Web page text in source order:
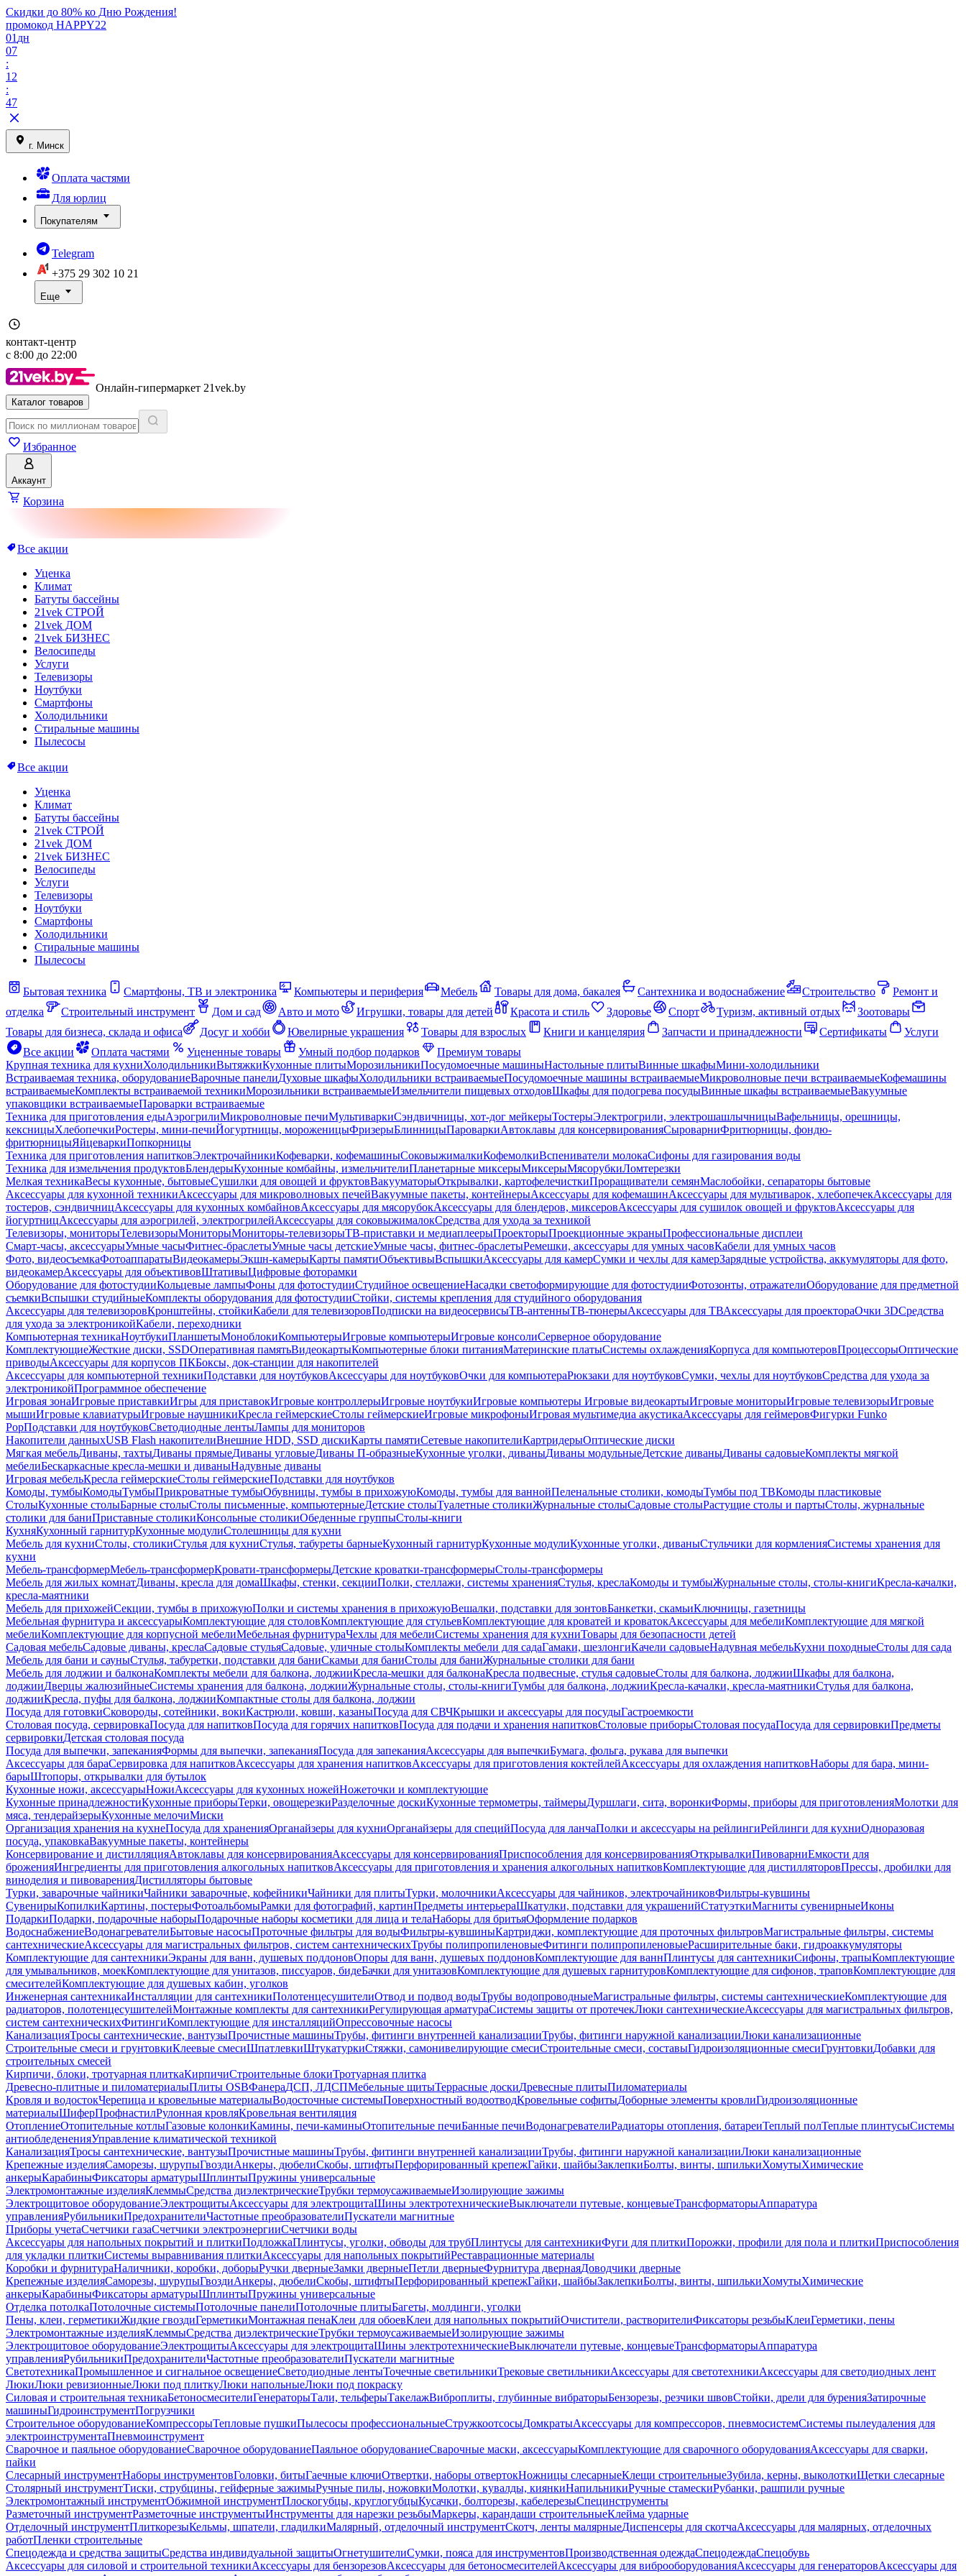
Скидки до 80% ко Дню Рождения!
промокод HAPPY22
01 дн
07
:
12
:
47
г. Минск
Оплата частями
Для юрлиц
Покупателям
Telegram
+375 29 302 10 21
Еще
контакт-центр
с 8:00 до 22:00
Онлайн-гипермаркет 21vek.by
Каталог товаров
Избранное
Аккаунт
Корзина
Все акции
Уценка
Климат
Батуты бассейны
21vek СТРОЙ
21vek ДОМ
21vek БИЗНЕС
Велосипеды
Услуги
Телевизоры
Ноутбуки
Смартфоны
Холодильники
Стиральные машины
Пылесосы
Все акции
Уценка
Климат
Батуты бассейны
21vek СТРОЙ
21vek ДОМ
21vek БИЗНЕС
Велосипеды
Услуги
Телевизоры
Ноутбуки
Смартфоны
Холодильники
Стиральные машины
Пылесосы
Бытовая техника Смартфоны, ТВ и электроника Компьютеры и периферия Мебель Товары для дома, бакалея Сантехника и водоснабжение Строительство
Ремонт и
отделка
Строительный инструмент Дом и сад Авто и мото Игрушки, товары для детей Красота и стиль Здоровье Спорт Туризм, активный отдых
Зоотовары
Товары для бизнеса, склада и офиса
Досуг и хобби Ювелирные украшения Товары для взрослых Книги и канцелярия Запчасти и принадлежности Сертификаты
Услуги
Все акции
Оплата частями Уцененные товары Умный подбор подарков
Премиум товары
Крупная техника для кухниХолодильникиВытяжкиКухонные плитыМорозильникиПосудомоечные машиныНастольные плитыВинные шкафыМини-холодильники
Встраиваемая техника, оборудованиеВарочные панелиДуховые шкафыХолодильники встраиваемыеПосудомоечные машины встраиваемыеМикроволновые печи встраиваемыеКофемашины
встраиваемыеКомплекты встраиваемой техникиМорозильники встраиваемыеИзмельчители пищевых отходовШкафы для подогрева посудыВинные шкафы встраиваемыеВакуумные
упаковщики встраиваемыеПароварки встраиваемые
Техника для приготовления едыАэрогрилиМикроволновые печиМультиваркиСэндвичницы, хот-дог мейкерыТостерыЭлектрогрили, электрошашлычницыВафельницы, орешницы,
кексницыХлебопечкиРостеры, мини-печиЙогуртницы, мороженицыФризерыБлинницыПароваркиАвтоклавы для консервированияСыроварниФритюрницы, фондю-
фритюрницыЯйцеваркиПопкорницы
Техника для приготовления напитковЭлектрочайникиКофеварки, кофемашиныСоковыжималкиКофемолкиВспениватели молокаСифоны для газирования воды
Техника для измельчения продуктовБлендерыКухонные комбайны, измельчителиПланетарные миксерыМиксерыМясорубкиЛомтерезки
Мелкая техникаВесы кухонные, бытовыеСушилки для овощей и фруктовВакууматорыОткрывалки, картофелечисткиПроращиватели семянМаслобойки, сепараторы бытовые
Аксессуары для кухонной техникиАксессуары для микроволновых печейВакуумные пакеты, контейнерыАксессуары для кофемашинАксессуары для мультиварок, хлебопечекАксессуары для
тостеров, сэндвичницАксессуары для кухонных комбайновАксессуары для мясорубокАксессуары для блендеров, миксеровАксессуары для сушилок овощей и фруктовАксессуары для
йогуртницАксессуары для аэрогрилей, электрогрилейАксессуары для соковыжималокСредства для ухода за техникой
Телевизоры, мониторыТелевизорыМониторыМониторы-телевизорыТВ-приставки и медиаплеерыПроекторыПроекционные экраныПрофессиональные дисплеи
Смарт-часы, аксессуарыУмные часыФитнес-браслетыУмные часы детскиеУмные часы, фитнес-браслетыРемешки, аксессуары для умных часовКабели для умных часов
Фото, видеосъемкаФотоаппаратыВидеокамерыЭкшн-камерыКарты памятиОбъективыВспышкиАксессуары для камерСумки и чехлы для камерЗарядные устройства, аккумуляторы для фото,
видеокамерАксессуары для объективовШтативыЦифровые фоторамки
Оборудование для фотостудииКольцевые лампыФоны для фотостудииСтудийное освещениеНасадки светоформирующие для фотостудииФотозонты, отражателиОборудование для предметной
съемкиВспышки студийныеКомплекты оборудования для фотостудииСтойки, системы крепления для студийного оборудования
Аксессуары для телевизоровКронштейны, стойкиКабели для телевизоровПодписки на видеосервисыТВ-антенныТВ-тюнерыАксессуары для ТВАксессуары для проектораОчки 3DСредства
для ухода за электроникойКабели, переходники
Компьютерная техникаНоутбукиПланшетыМоноблокиКомпьютерыИгровые компьютерыИгровые консолиСерверное оборудование
КомплектующиеЖесткие диски, SSDОперативная памятьВидеокартыКомпьютерные блоки питанияМатеринские платыСистемы охлажденияКорпуса для компьютеровПроцессорыОптические
приводыАксессуары для корпусов ПКБоксы, док-станции для накопителей
Аксессуары для компьютерной техникиПодставки для ноутбуковАксессуары для ноутбуковОчки для компьютераРюкзаки для ноутбуковСумки, чехлы для ноутбуковСредства для ухода за
электроникойПрограммное обеспечение
Игровая зонаИгровые приставкиИгры для приставокИгровые контроллерыИгровые ноутбукиИгровые компьютеры Игровые видеокартыИгровые мониторыИгровые телевизорыИгровые
мышиИгровые клавиатурыИгровые наушникиКресла геймерскиеСтолы геймерскиеИгровые микрофоныИгровая мультимедиа акустикаАксессуары для геймеровФигурки Funko
PopПодставки для ноутбуковСветодиодные лентыЛампы для мониторов
Накопители данныхUSB Flash накопителиВнешние HDD, SSD дискиКарты памятиСетевые накопителиКартридерыОптические диски
Мягкая мебельДиваны, тахтыДиваны прямыеДиваны угловыеДиваны П-образныеКухонные уголки, диваныДиваны модульныеДетские диваныДиваны садовыеКомплекты мягкой
мебелиБескаркасные кресла-мешки и диваныНадувные диваны
Игровая мебельКресла геймерскиеСтолы геймерскиеПодставки для ноутбуков
Комоды, тумбыКомодыТумбыПрикроватные тумбыОбувницы, тумбы в прихожуюКомоды, тумбы для ваннойПеленальные столики, комодыТумбы под ТВКомоды пластиковые
СтолыКухонные столыБарные столыСтолы письменные, компьютерныеДетские столыТуалетные столикиЖурнальные столыСадовые столыРастущие столы и партыСтолы, журнальные
столики для баниПриставные столикиКонсольные столикиОбеденные группыСтолы-книги
КухняКухонный гарнитурКухонные модулиСтолешницы для кухни
Мебель для кухниСтолы, столикиСтулья для кухниСтулья, табуреты барныеКухонный гарнитурКухонные модулиКухонные уголки, диваныСтульчики для кормленияСистемы хранения для
кухни
Мебель-трансформерМебель-трансформерКровати-трансформерыДетские кроватки-трансформерыСтолы-трансформеры
Мебель для жилых комнатДиваны, кресла для домаШкафы, стенки, секцииПолки, стеллажи, системы храненияСтулья, креслаКомоды и тумбыЖурнальные столы, столы-книгиКресла-качалки,
кресла-маятники
Мебель для прихожейСекции, тумбы в прихожуюПолки и системы хранения в прихожуюВешалки, подставки для зонтовБанкетки, скамьиКлючницы, газетницы
Мебельная фурнитура и аксессуарыКомплектующие для столовКомплектующие для стульевКомплектующие для кроватей и кроватокАксессуары для мебелиКомплектующие для мягкой
мебелиКомплектующие для корпусной мебелиМебельная фурнитураЧехлы для мебелиСистемы хранения для кухниТовары для безопасности детей
Садовая мебельСадовые диваны, креслаСадовые стульяСадовые, уличные столыКомплекты мебели для садаГамаки, шезлонгиКачели садовыеНадувная мебельКухни походныеСтолы для сада
Мебель для бани и сауныСтулья, табуретки, подставки для баниСкамьи для баниСтолы для баниЖурнальные столики для бани
Мебель для лоджии и балконаКомплекты мебели для балкона, лоджииКресла-мешки для балконаКресла подвесные, стулья садовыеСтолы для балкона, лоджииШкафы для балкона,
лоджииДверцы жалюзийныеСистемы хранения для балкона, лоджииЖурнальные столы, столы-книгиТумбы для балкона, лоджииКресла-качалки, кресла-маятникиСтулья для балкона,
лоджииКресла, пуфы для балкона, лоджииКомпактные столы для балкона, лоджии
Посуда для готовкиСковороды, сотейники, вокиКастрюли, ковши, казаныПосуда для СВЧКрышки и аксессуары для посудыГастроемкости
Столовая посуда, сервировкаПосуда для напитковПосуда для горячих напитковПосуда для подачи и хранения напитковСтоловые приборыСтоловая посудаПосуда для сервировкиПредметы
сервировкиДетская столовая посуда
Посуда для выпечки, запеканияФормы для выпечки, запеканияПосуда для запеканияАксессуары для выпечкиБумага, фольга, рукава для выпечки
Аксессуары для бараСервировка для напитковАксессуары для хранения напитковАксессуары для приготовления коктейлейАксессуары для охлаждения напитковНаборы для бара, мини-
барыШтопоры, открывалки для бутылок
Кухонные ножи, аксессуарыНожиАксессуары для кухонных ножейНожеточки и комплектующие
Кухонные принадлежностиКухонные приборыТерки, овощерезкиРазделочные доскиКухонные термометры, таймерыДуршлаги, сита, воронкиФормы, приборы для приготовленияМолотки для
мяса, тендерайзерыКухонные мелочиМиски
Организация хранения на кухнеПосуда для храненияОрганайзеры для кухниОрганайзеры для специйПосуда для ланчаПолки и аксессуары на рейлингиРейлинги для кухниОдноразовая
посуда, упаковкаВакуумные пакеты, контейнеры
Консервирование и дистилляцияАвтоклавы для консервированияАксессуары для консервированияПриспособления для консервированияОткрывалкиПивоварниЕмкости для
броженияИнгредиенты для приготовления алкогольных напитковАксессуары для приготовления и хранения алкогольных напитковКомплектующие для дистилляторовПрессы, дробилки для
виноделия и пивоваренияДистилляторы бытовые
Турки, заварочные чайникиЧайники заварочные, кофейникиЧайники для плитыТурки, молочникиАксессуары для чайников, электрочайниковФильтры-кувшины
СувенирыКопилкиКартины, постерыФотоальбомыРамки для фотографий, картинПредметы интерьераШкатулки, подставки для украшенийСтатуэткиМагниты сувенирныеИконы
ПодаркиПодарки, подарочные наборыПодарочные наборы косметики для лица и телаНаборы для бритьяОформление подарков
ВодоснабжениеВодонагревателиБытовые насосыПроточные фильтры для водыФильтры-кувшиныКартриджи, комплектующие для проточных фильтровМагистральные фильтры, системы
сантехническиеАксессуары для магистральных фильтров, систем сантехническихТрубы полипропиленовыеФитинги полипропиленовыеРасширительные баки, гидроаккумуляторы
Комплектующие для сантехникиЭкраны для ванн, душевых поддоновОпоры для ванн, душевых поддоновКомплектующие для ваннПлинтусы для сантехникиСифоны, трапыКомплектующие
для умывальников, моекКомплектующие для унитазов, писсуаров, бидеБачки для унитазовКомплектующие для душевых гарнитуровКомплектующие для сифонов, траповКомплектующие для
смесителейКомплектующие для душевых кабин, уголков
Инженерная сантехникаИнсталляции для сантехникиПолотенцесушителиОтвод и подвод водыТрубы водопроводныеМагистральные фильтры, системы сантехническиеКомплектующие для
радиаторов, полотенцесушителейМонтажные комплекты для сантехникиРегулирующая арматураСистемы защиты от протечекЛюки сантехническиеАксессуары для магистральных фильтров,
систем сантехническихФитингиКомплектующие для инсталляцийОпрессовочные насосы
КанализацияТросы сантехнические, вантузыПрочистные машиныТрубы, фитинги внутренней канализацииТрубы, фитинги наружной канализацииЛюки канализационные
Строительные смеси и грунтовкиКлеевые смесиШпатлевкиШтукатуркиСтяжки, самонивелирующие смесиСтроительные смеси, составыГидроизоляционные смесиГрунтовкиДобавки для
строительных смесей
Кирпичи, блоки, тротуарная плиткаКирпичиСтроительные блокиТротуарная плитка
Древесно-плитные и пиломатериалыПлиты OSBФанераДСП, ЛДСПМебельные щитыТеррасные доскиДревесные плитыПиломатериалы
Кровля и водостокЧерепица и кровельные материалыВодосточные системыПоверхностный водоотводКровельные софитыДоборные элементы кровлиГидроизоляционные
материалыШиферПрофнастилРулонная кровляКровельная вентиляция
ОтоплениеОтопительные котлыГазовые колонкиКамины, печи-каминыОтопительные печиБанные печиВодонагревателиРадиаторы отопления, батареиТеплый полТеплые плинтусыСистемы
антиобледененияУправление климатической техникой
КанализацияТросы сантехнические, вантузыПрочистные машиныТрубы, фитинги внутренней канализацииТрубы, фитинги наружной канализацииЛюки канализационные
Крепежные изделияСаморезы, шурупыГвоздиАнкеры, дюбелиСкобы, штифтыПерфорированный крепежГайки, шайбыЗаклепкиБолты, винты, шпилькиХомутыХимические
анкерыКарабиныФиксаторы арматурыШплинтыПружины универсальные
Электромонтажные изделияКлеммыСредства диэлектрическиеТрубки термоусаживаемыеИзолирующие зажимы
Электрощитовое оборудованиеЭлектрощитыАксессуары для электрощитаШины электротехническиеВыключатели путевые, концевыеТрансформаторыАппаратура
управленияРубильникиПредохранителиЧастотные преобразователиПускатели магнитные
Приборы учетаСчетчики газаСчетчики электроэнергииСчетчики воды
Аксессуары для напольных покрытий и плиткиПодложкаПлинтусы, уголки, обводы для трубПлинтусы для сантехникиФуги для плиткиПорожки, профили для пола и плиткиПриспособления
для укладки плиткиСистемы выравнивания плиткиАксессуары для напольных покрытийРеставрационные материалы
Коробки и фурнитураНаличники, коробки, доборыРучки дверныеЗамки дверныеПетли дверныеФурнитура двернаяДоводчики дверные
Крепежные изделияСаморезы, шурупыГвоздиАнкеры, дюбелиСкобы, штифтыПерфорированный крепежГайки, шайбыЗаклепкиБолты, винты, шпилькиХомутыХимические
анкерыКарабиныФиксаторы арматурыШплинтыПружины универсальные
Отделка потолкаПотолочные системыПотолочные панелиПотолочные плитыБагеты, молдинги, уголки
Пены, клеи, герметикиЖидкие гвоздиГерметикиМонтажная пенаКлеи для обоевКлеи для напольных покрытийОчистители, растворителиФиксаторы резьбыКлеиГерметики, пены
Электромонтажные изделияКлеммыСредства диэлектрическиеТрубки термоусаживаемыеИзолирующие зажимы
Электрощитовое оборудованиеЭлектрощитыАксессуары для электрощитаШины электротехническиеВыключатели путевые, концевыеТрансформаторыАппаратура
управленияРубильникиПредохранителиЧастотные преобразователиПускатели магнитные
СветотехникаПромышленное и сигнальное освещениеСветодиодные лентыТочечные светильникиТрековые светильникиАксессуары для светотехникиАксессуары для светодиодных лент
ЛюкиЛюки ревизионныеЛюки под плиткуЛюки напольныеЛюки под покраску
Силовая и строительная техникаБетоносмесителиГенераторыТали, тельферыТакелажВиброплиты, глубинные вибраторыБензорезы, резчики швовСтойки, дрели для буренияЗатирочные
машиныГидроинструментПогрузчики
Строительное оборудованиеКомпрессорыТепловые пушкиПылесосы профессиональныеСтружкоотсосыДомкратыАксессуары для компрессоров, пневмосистемСистемы пылеудаления для
электроинструментаПневмоинструмент
Сварочное и паяльное оборудованиеСварочное оборудованиеПаяльное оборудованиеСварочные маски, аксессуарыКомплектующие для сварочного оборудованияАксессуары для сварки,
пайки
Слесарный инструментНаборы инструментовГоловки, битыГаечные ключиОтвертки, наборы отвертокНожницы слесарныеКлещи строительныеЗубила, керны, выколоткиЩетки слесарные
Столярный инструментТиски, струбцины, гейферные зажимыРучные пилы, ножовкиМолотки, кувалды, киянкиНапильникиРучные стамескиРубанки, рашпили ручные
Электромонтажный инструментОбжимной инструментПлоскогубцы, круглогубцыКусачки, болторезы, кабелерезыСпецинструменты
Разметочный инструментРазметочные инструментыИнструменты для нарезки резьбыМаркеры, карандаши строительныеКлейма ударные
Отделочный инструментПлиткорезыКельмы, шпатели, гладилкиМалярный, отделочный инструментСкотч, ленты малярныеДиспенсеры для скотчаАксессуары для малярных, отделочных
работПленки строительные
Спецодежда и средства защитыСредства индивидуальной защитыОгнетушителиСумки, пояса для инструментовПроизводственная одеждаСпецодеждаСпецобувь
Аксессуары для силовой и строительной техникиАксессуары для бензорезовАксессуары для бетоносмесителейАксессуары для виброоборудованияАксессуары для генераторовАксессуары для